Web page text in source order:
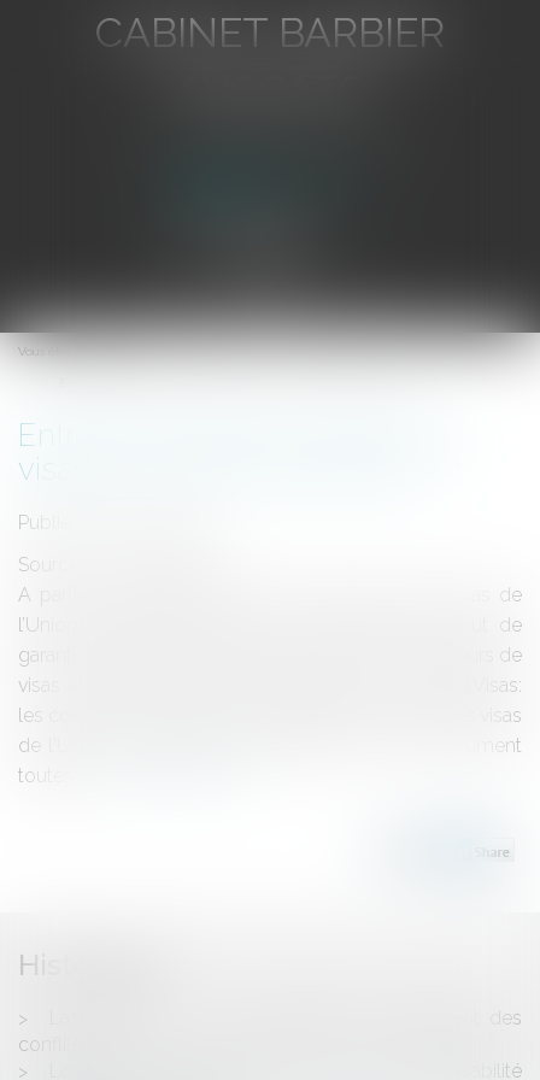
CABINET BARBIER
Ouvrir
le
Vous êtes ici :
Entrée en vigueur du Code des
visas de l'Union Européenne
Publié le :
Source :
A partir du 5 avril 2010, un nouveau Code des visas de
l’Union européenne entrera en vigueur dans le but de
garantir un traitement identique à tous les demandeurs de
visas et rendre plus clair le système de leur octroi.Visas:
les conditions de délivrance simplifiéesLe Code des visas
de l'Union européenne rassemble en un seul document
toutes les...
Historique
La médiation, un mode alternatif de réglement des
conflits
Lorsque la rumeur devient source de responsabilité